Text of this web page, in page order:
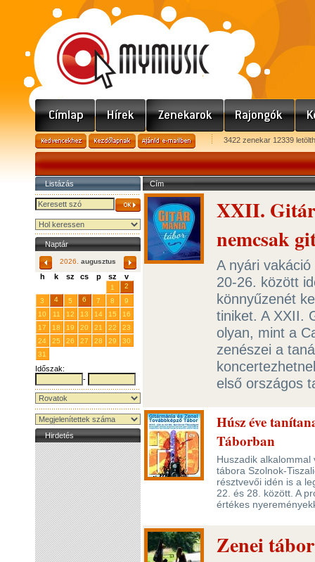
3422 zenekar 12339
Listázás
Naptár
2026. augusztus
h k sz cs p sz v
1
2
3
4 5 6 7 8
9
10
11 12 13 14 15
16
17
18 19 20 21 22
23
24
25 26 27 28 29
30
31
Időszak:
-
Hirdetés
Cím
XXII.
nemcsak
A nyári
20-26. között
könnyűzenét
tiniket. A XXII.
olyan, mint a
zenészei a
első országos
Húsz éve
Táborban
Huszadik
tábora Szolnok-
résztvevői idén is a
22. és 28. között. A
értékes
Zenei